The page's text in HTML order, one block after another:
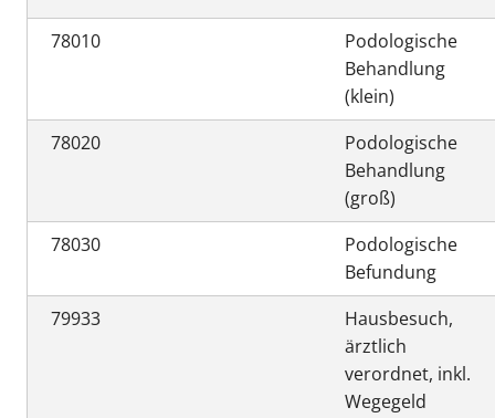
78010
Podologische
Behandlung
(klein)
78020
Podologische
Behandlung
(groß)
78030
Podologische
Befundung
79933
Hausbesuch,
ärztlich
verordnet, inkl.
Wegegeld